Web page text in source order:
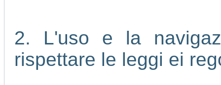
2. L'uso e la
rispettare le leggi ei